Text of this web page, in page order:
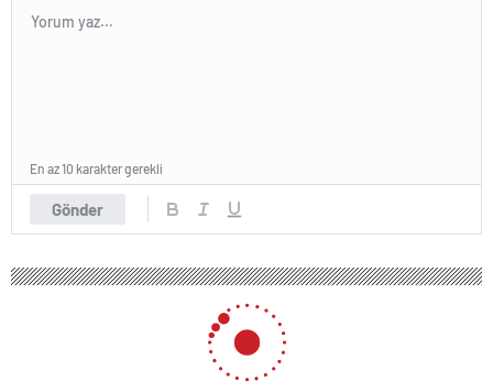
Gönder
En az 10 karakter gerekli